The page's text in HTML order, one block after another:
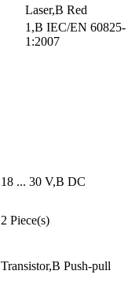
Laser,В Red
1,В IEC/EN 60825-
1:2007
18 ... 30 V,В DC
2 Piece(s)
Transistor,В Push-pull